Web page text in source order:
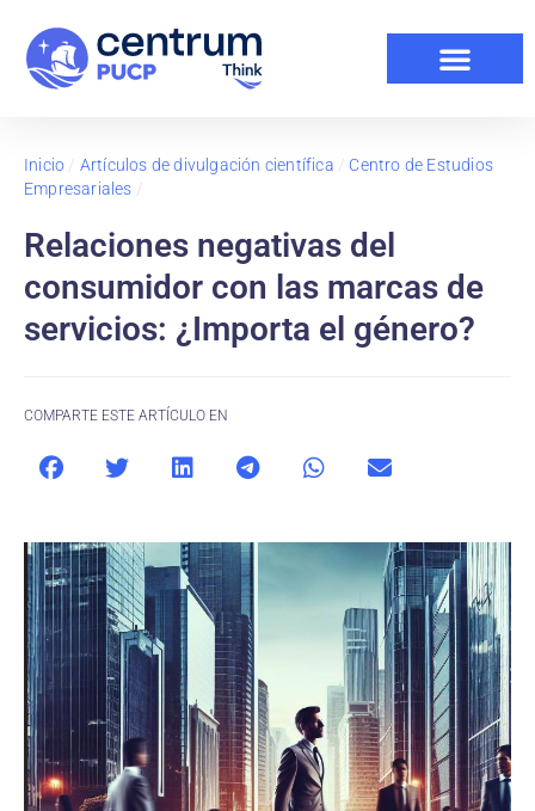
Inicio / Artículos de divulgación científica / Centro de Estudios
Empresariales /
Relaciones negativas del
consumidor con las marcas de
servicios: ¿Importa el género?
COMPARTE ESTE ARTÍCULO EN